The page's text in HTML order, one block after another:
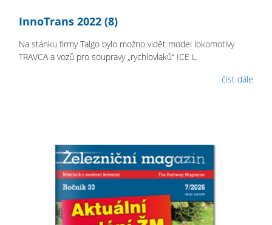
InnoTrans 2022 (8)
Na stánku firmy Talgo bylo možno vidět model lokomotivy
TRAVCA a vozů pro soupravy „rychlovlaků“ ICE L.
číst dále